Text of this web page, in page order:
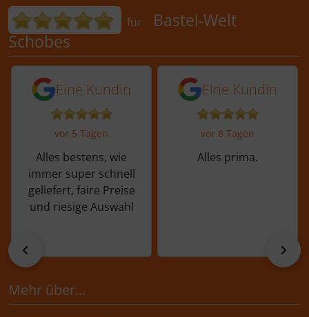
Bewertungen für Bastel-Welt
für
Bastel-Welt
Schobes
5 von 5 Sternen von einer Kundin vor
Eine Kundin
vor 5 Tagen
Alles bestens, wie
immer super schnell
geliefert, faire Preise
und riesige Auswahl
5 von 5 Sternen
Eine Kundin
vor 8 Tagen
Alles prima.
vor
Mehr über...